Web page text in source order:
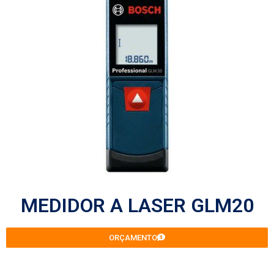
MEDIDOR A LASER GLM20
ORÇAMENTO